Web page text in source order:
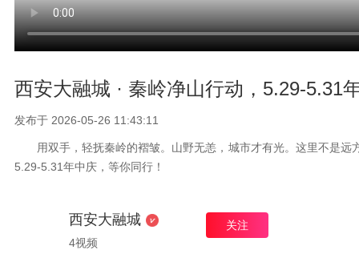
西安大融城 · 秦岭净山行动，5.29-5.31
发布于 2026-05-26 11:43:11
用双手，轻抚秦岭的褶皱。山野无恙，城市才有光。这里不是
5.29-5.31年中庆，等你同行！
西安大融城
4视频
关注